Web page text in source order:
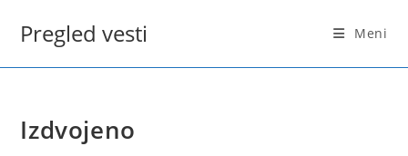
Pregled vesti Meni
Izdvojeno